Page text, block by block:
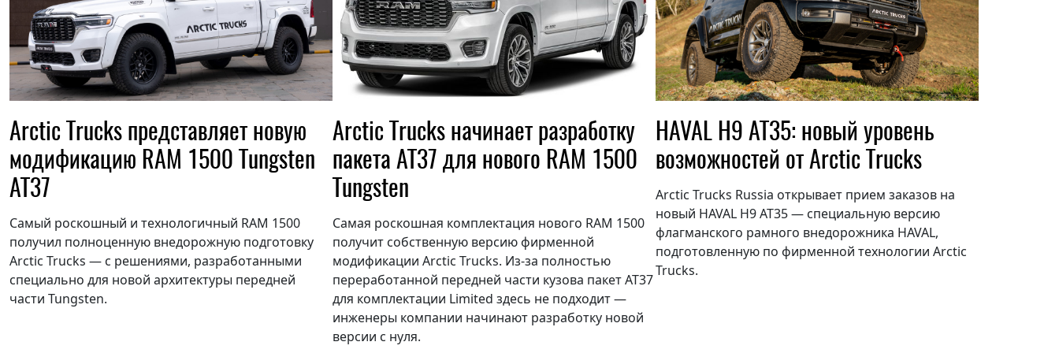
Arctic Trucks представляет новую
модификацию RAM 1500 Tungsten
AT37
Самый роскошный и технологичный RAM 1500
получил полноценную внедорожную подготовку
Arctic Trucks — с решениями, разработанными
специально для новой архитектуры передней
части Tungsten.
Arctic Trucks начинает разработку
пакета AT37 для нового RAM 1500
Tungsten
Самая роскошная комплектация нового RAM 1500
получит собственную версию фирменной
модификации Arctic Trucks. Из-за полностью
переработанной передней части кузова пакет AT37
для комплектации Limited здесь не подходит —
инженеры компании начинают разработку новой
версии с нуля.
HAVAL H9 AT35: новый уровень
возможностей от Arctic Trucks
Arctic Trucks Russia открывает прием заказов на
новый HAVAL H9 AT35 — специальную версию
флагманского рамного внедорожника HAVAL,
подготовленную по фирменной технологии Arctic
Trucks.
Обратная связь
Выкуп авто